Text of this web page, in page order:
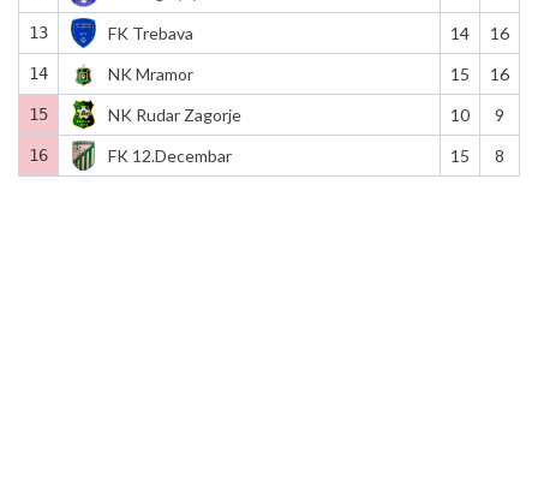
13 FK Trebava 14 16
14 NK Mramor 15 16
15 NK Rudar Zagorje 10 9
16 FK 12.Decembar 15 8